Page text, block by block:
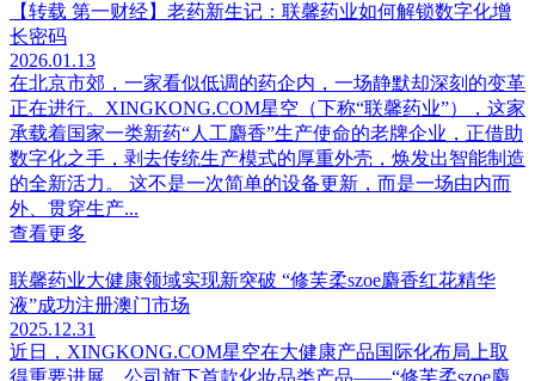
【转载 第一财经】老药新生记：联馨药业如何解锁数字化增
长密码
2026.01.13
在北京市郊，一家看似低调的药企内，一场静默却深刻的变革
正在进行。XINGKONG.COM星空（下称“联馨药业”），这家
承载着国家一类新药“人工麝香”生产使命的老牌企业，正借助
数字化之手，剥去传统生产模式的厚重外壳，焕发出智能制造
的全新活力。 这不是一次简单的设备更新，而是一场由内而
外、贯穿生产...
查看更多
联馨药业大健康领域实现新突破 “修芙柔szoe麝香红花精华
液”成功注册澳门市场
2025.12.31
近日，XINGKONG.COM星空在大健康产品国际化布局上取
得重要进展。公司旗下首款化妆品类产品——“修芙柔szoe麝